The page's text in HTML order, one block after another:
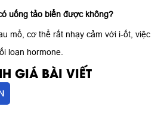
uống tảo biển được không?
mổ, cơ thể rất nhạy cảm với i-ốt, việc
loạn hormone.
GIÁ BÀI VIẾT